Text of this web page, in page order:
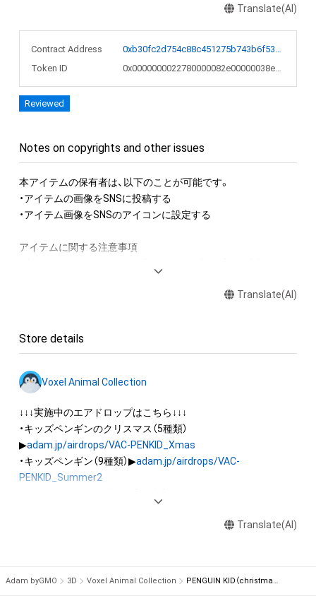
Translate(AI)
Contract Address
0xb30fc2d754c88c451275b743b6f530f19f643683
Token ID
0x0000000022780000082e00000038e542
Reviewed
Notes on copyrights and other issues
本アイテムの保有者は、以下のことが可能です。
・アイテムの画像をSNSに投稿する
・アイテム画像をSNSのアイコンに設定する
アイテムに関する注意事項
権(著作権、特許権、実用新案権、商標権、意匠権その他の知的財
作権を有する方、著作隣接権の権利者またはその管理委託を受
を保有していたとしても、本アイテムに関する創作物にかかる
知的財産権を有することを意味しません。
・本アイテムの著作権を有する方、著作隣接権の権利者またはそ
の管理委託を受けている者からの事前の同意なしに、上記の「本
アイテムの保有者が有する権利」の範囲を超えた行為、知的財産
権を侵害するおそれのある行為(改変、公開、配布、逆コンパイ
ル、リバースエンジニアリングを含みますが、これに限定されま
・本アイテムに関する創作物の利用については、公序良俗や法令
に反する利用またはその恐れのある利用など、作成者が不適切
Translate(AI)
Store details
Voxel Animal Collection
↓↓↓実施中のエアドロップはこちら↓↓↓
・キッズペンギンのクリスマス（5種類）
▶adam.jp/airdrops/VAC-PENKID_Xmas
・キッズペンギン（9種類）▶adam.jp/airdrops/VAC-
PENKID_Summer2
・フクロウ（3種類）▶adam.jp/airdrops/VAC-OWL
Translate(AI)
Adam byGMO 3D Voxel Animal Collection PENGUIN KID（christmas style）